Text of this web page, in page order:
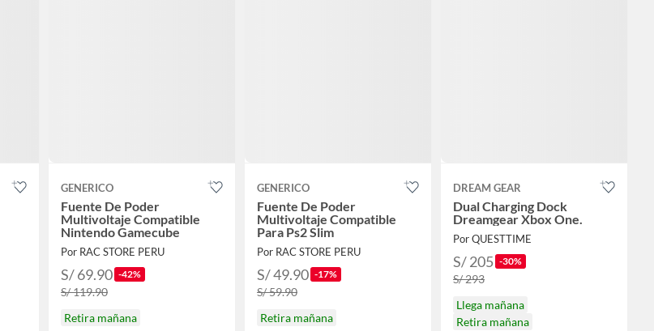
GENERICO
Fuente De Poder
Multivoltaje Compatible
Nintendo Gamecube
Por RAC STORE PERU
S/ 69.90 -42%
S/ 119.90
Retira mañana
GENERICO
Fuente De Poder
Multivoltaje Compatible
Para Ps2 Slim
Por RAC STORE PERU
S/ 49.90 -17%
S/ 59.90
Retira mañana
DREAM GEAR
Dual Charging Dock
Dreamgear Xbox One.
Por QUESTTIME
S/ 205 -30%
S/ 293
Llega mañana
Retira mañana